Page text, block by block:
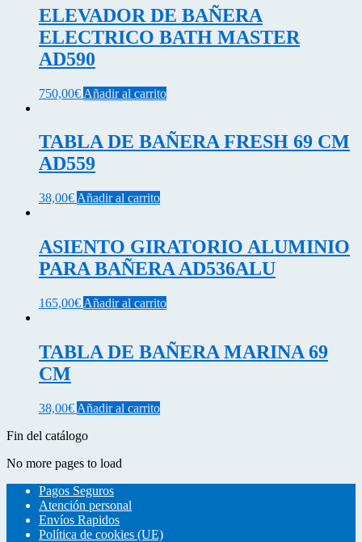
ELEVADOR DE BAÑERA
ELECTRICO BATH MASTER
AD590
750,00€ Añadir al carrito
TABLA DE BAÑERA FRESH 69 CM
AD559
38,00€ Añadir al carrito
ASIENTO GIRATORIO ALUMINIO
PARA BAÑERA AD536ALU
165,00€ Añadir al carrito
TABLA DE BAÑERA MARINA 69
CM
38,00€ Añadir al carrito
Fin del catálogo
No more pages to load
Pagos Seguros
Atención personal
Envíos Rapidos
Política de cookies (UE)